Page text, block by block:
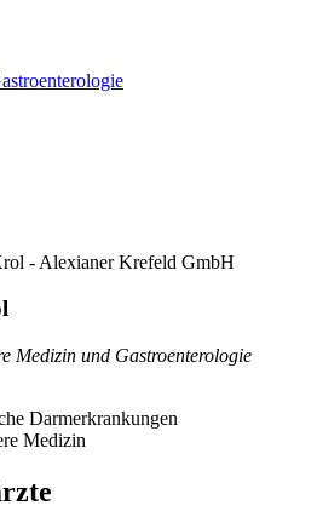
Medizin und Gastroenterologie
Darmerkrankungen
Medizin